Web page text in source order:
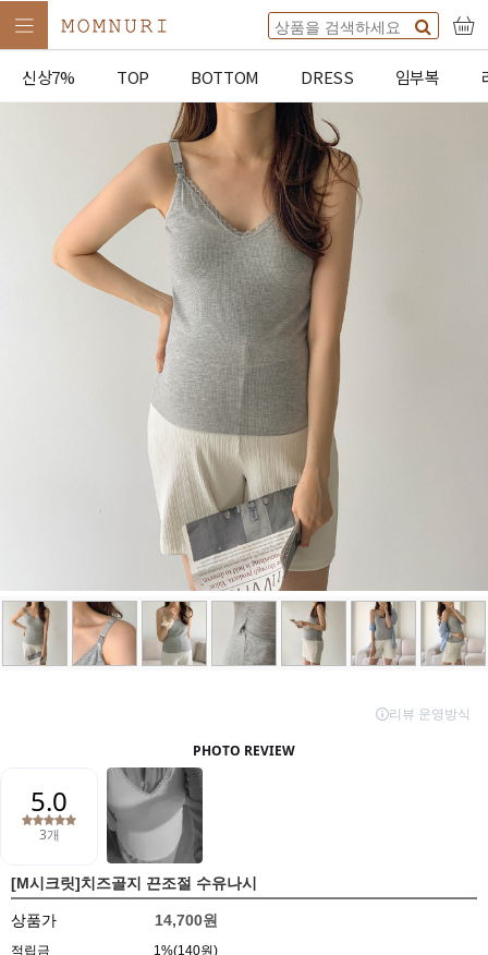
신상7% TOP BOTTOM DRESS 임부복
[M시크릿]치즈골지 끈조절 수유나시
상품가 14,700원
적립금 1%(140원)